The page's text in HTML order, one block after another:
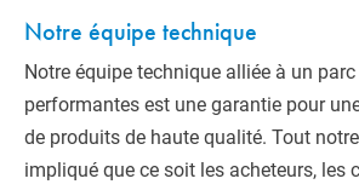
Notre équipe technique
Notre équipe technique alliée à un
performantes est une garantie pour
de produits de haute qualité. Tout
impliqué que ce soit les acheteurs, les